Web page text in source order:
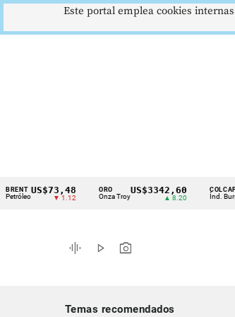
Cintillo
indicadores
económicos
US$73,48
▼ 1.12
ORO
Onza Troy
US$3342,60 COLCAP
Índ. Bursátil
graphic_eq play_arrow photo_camera
Temas recomendados
Este portal emplea cookies